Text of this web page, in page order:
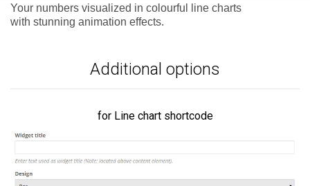
Your numbers visualized in colourful line charts
with stunning animation effects.
Additional options
for Line chart shortcode